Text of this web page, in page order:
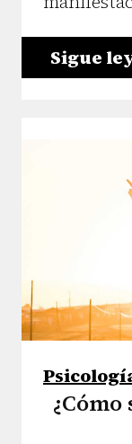
Sigue